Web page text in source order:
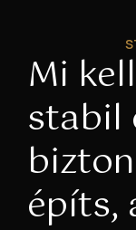
Mi
stabil
építs,